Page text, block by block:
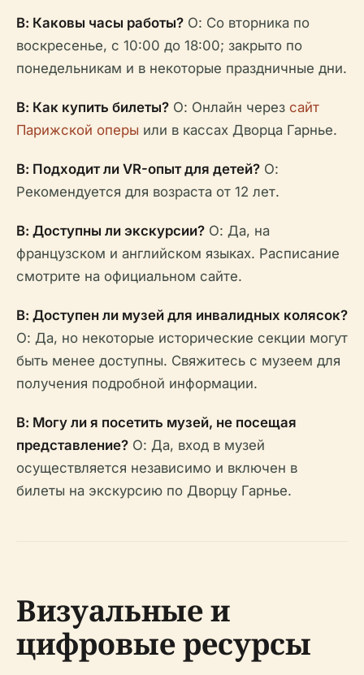
В: Каковы часы работы? О: Со вторника по
воскресенье, с 10:00 до 18:00; закрыто по
понедельникам и в некоторые праздничные дни.
В: Как купить билеты? О: Онлайн через сайт
Парижской оперы или в кассах Дворца Гарнье.
В: Подходит ли VR-опыт для детей? О:
Рекомендуется для возраста от 12 лет.
В: Доступны ли экскурсии? О: Да, на
французском и английском языках. Расписание
смотрите на официальном сайте.
В: Доступен ли музей для инвалидных колясок?
О: Да, но некоторые исторические секции могут
быть менее доступны. Свяжитесь с музеем для
получения подробной информации.
В: Могу ли я посетить музей, не посещая
представление? О: Да, вход в музей
осуществляется независимо и включен в
билеты на экскурсию по Дворцу Гарнье.
Визуальные и
цифровые ресурсы